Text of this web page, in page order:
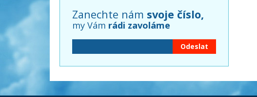
Zanechte nám svoje číslo,
my Vám rádi zavoláme